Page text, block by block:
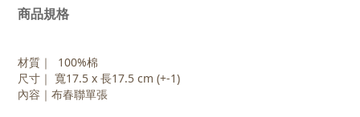
商品規格
材質｜ 100%棉
尺寸｜ 寬17.5 x 長17.5 cm (+-1)
內容｜布春聯單張